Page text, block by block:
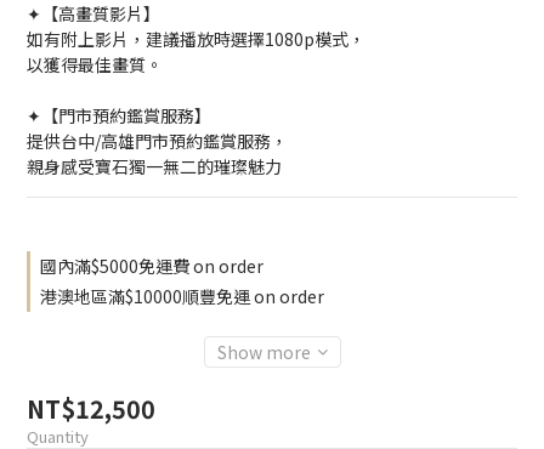
✦【高畫質影片】
如有附上影片，建議播放時選擇1080p模式，
以獲得最佳畫質。
✦【門市預約鑑賞服務】
提供台中/高雄門市預約鑑賞服務，
親身感受寶石獨一無二的璀璨魅力
國內滿$5000免運費 on order
港澳地區滿$10000順豐免運 on order
Show more
NT$12,500
Quantity